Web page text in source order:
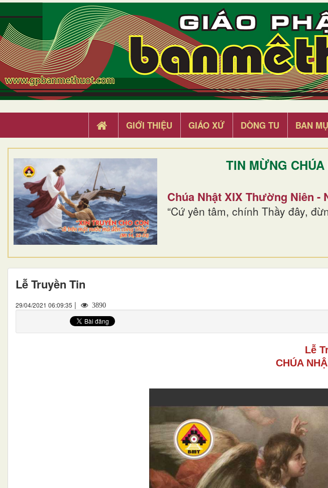
GIỚI THIỆU GIÁO XỨ DÒNG TU BAN
TIN MỪNG
Chúa Nhật XIX Thường Niên -
“Cứ yên tâm, chính Thầy đây,
Lễ Truyền Tin
29/04/2021 06:09:35 | 3890
Lễ
CHÚA